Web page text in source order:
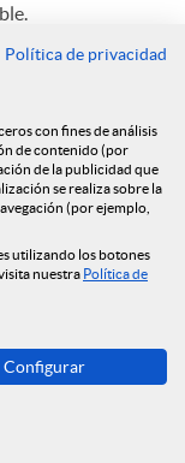
su red de
mitad de 2026
Política de privacidad
con fines de análisis
de contenido (por
de la publicidad que
se realiza sobre la
(por ejemplo,
utilizando los botones
nuestra Política de
Configurar